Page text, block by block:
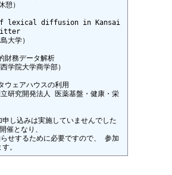
）
し込みは実施していませんでした
催となり、
せするために必要ですので、 参加
。